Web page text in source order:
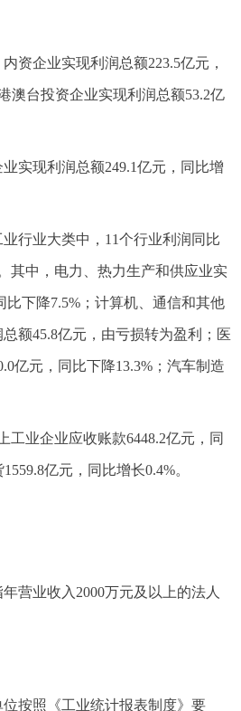
资企业实现利润总额223.5亿元，
澳台投资企业实现利润总额53.2亿
实现利润总额249.1亿元，同比增
行业大类中，11个行业利润同比
其中，电力、热力生产和供应业实
比下降7.5%；计算机、通信和其他
额45.8亿元，由亏损转为盈利；医
亿元，同比下降13.3%；汽车制造
工业企业应收账款6448.2亿元，同
亿元，同比增长0.4%。
营业收入2000万元及以上的法人
按照《工业统计报表制度》要